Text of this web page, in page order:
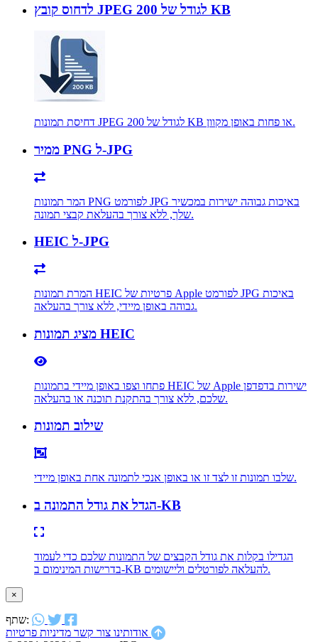
לדחוס קובץ JPEG לגודל של 200 KB
דחיסת תמונות JPEG לגודל של 200 KB או פחות באופן מקוון.
ממיר PNG ל-JPG
המר תמונות PNG לפורמט JPG באיכות גבוהה ישירות במכשיר
שלך, ללא צורך בהעלאת קבצי תמונה.
HEIC ל-JPG
המרת תמונות HEIC פרטיות של Apple לפורמט JPG באיכות
גבוהה באופן מיידי, ללא צורך בהעלאה.
מציג תמונות HEIC
פתחו וצפו באופן מיידי בתמונות HEIC של Apple ישירות בדפדפן
שלכם, ללא צורך בהתקנת תוכנה או בהעלאה.
שילוב תמונות
שלבו תמונות זו לצד זו או באופן אנכי לתמונה אחת באופן מיידי.
הגדל את גודל התמונה ב-KB
הגדילו בקלות את גודל הקבצים של התמונות שלכם כדי לעמוד
בדרישות המינימום ב-KB להעלאה לפורטלים וליישומים.
×
שתף:
אודותינו צור קשר